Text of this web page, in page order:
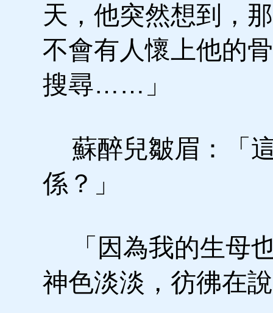
天，他突然想到，
不會有人懷上他的
搜尋……」
蘇醉兒皺眉：「
係？」
「因為我的生母
神色淡淡，彷彿在